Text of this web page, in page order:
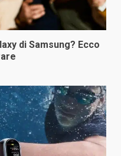
di Samsung? Ecco